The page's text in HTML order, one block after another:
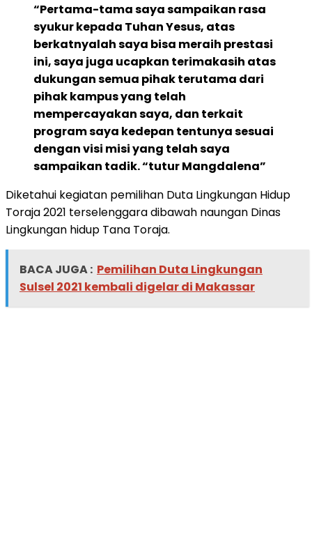
“Pertama-tama saya sampaikan rasa
syukur kepada Tuhan Yesus, atas
berkatnyalah saya bisa meraih prestasi
ini, saya juga ucapkan terimakasih atas
dukungan semua pihak terutama dari
pihak kampus yang telah
mempercayakan saya, dan terkait
program saya kedepan tentunya sesuai
dengan visi misi yang telah saya
sampaikan tadik. “tutur Mangdalena”
Diketahui kegiatan pemilihan Duta Lingkungan Hidup
Toraja 2021 terselenggara dibawah naungan Dinas
Lingkungan hidup Tana Toraja.
BACA JUGA : Pemilihan Duta Lingkungan
Sulsel 2021 kembali digelar di Makassar